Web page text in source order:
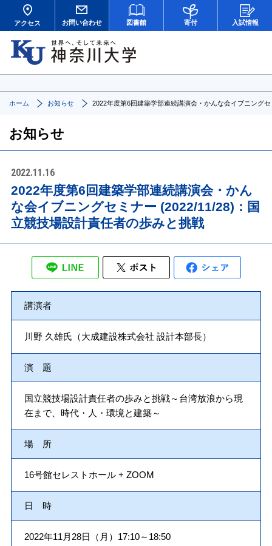
アクセス お問い合わせ 図書館 寄付 入試情報
ホーム お知らせ 2022年度第6回建築学部連続講演会・かんな会イブニング
お知らせ
2022.11.16
2022年度第6回建築学部連続講演会・かん
な会イブニングセミナー (2022/11/28)：国
立競技場設計責任者の歩みと挑戦
講演者
川野 久雄氏（大成建設株式会社 設計本部長）
演 題
国立競技場設計責任者の歩みと挑戦～台湾放浪から現
在まで、時代・人・環境と建築～
場 所
16号館セレストホール + ZOOM
日 時
2022年11月28日（月）17:10～18:50